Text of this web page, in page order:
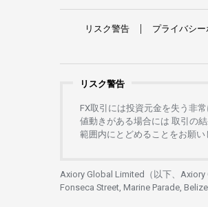
リスク警告 プライバシ
リスク警告
FX取引には投資元金を失う 非常
値動きがある場合には 取引の
範囲内にとどめることをお願い
Axiory Global Limited（以下、Axiory
Fonseca Street, Marine Parade,